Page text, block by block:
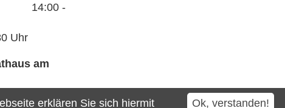
-
Uhr
am
Ok, verstanden!
erklären Sie sich hiermit